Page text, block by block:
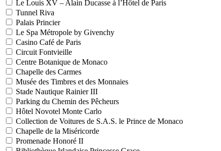
Le Louis XV – Alain Ducasse à l’Hôtel de Paris
Tunnel Riva
Palais Princier
Le Spa Métropole by Givenchy
Casino Café de Paris
Circuit Fontvieille
Centre Botanique de Monaco
Chapelle des Carmes
Musée des Timbres et des Monnaies
Stade Nautique Rainier III
Parking du Chemin des Pêcheurs
Hôtel Novotel Monte Carlo
Collection de Voitures de S.A.S. le Prince de Monaco
Chapelle de la Miséricorde
Promenade Honoré II